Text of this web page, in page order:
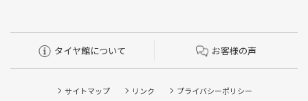
タイヤ館について お客様の声
サイトマップ リンク
プライバシーポリシー